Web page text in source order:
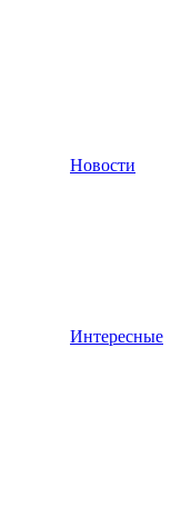
Новости
Интересные